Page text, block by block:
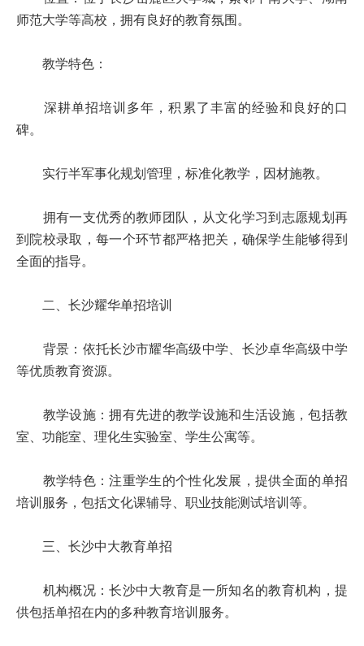
师范大学等高校，拥有良好的教育氛围。
教学特色：
深耕单招培训多年，积累了丰富的经验和良好的口
碑。
实行半军事化规划管理，标准化教学，因材施教。
拥有一支优秀的教师团队，从文化学习到志愿规划再
到院校录取，每一个环节都严格把关，确保学生能够得到
全面的指导。
二、长沙耀华单招培训
背景：依托长沙市耀华高级中学、长沙卓华高级中学
等优质教育资源。
教学设施：拥有先进的教学设施和生活设施，包括教
室、功能室、理化生实验室、学生公寓等。
教学特色：注重学生的个性化发展，提供全面的单招
培训服务，包括文化课辅导、职业技能测试培训等。
三、长沙中大教育单招
机构概况：长沙中大教育是一所知名的教育机构，提
供包括单招在内的多种教育培训服务。